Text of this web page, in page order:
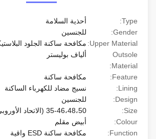
أحذية السلامة
Gender:
للجنسين
Upper Material: مكافحة ساكنة الجلود البلاستيكية
Outsole
Material:
ألياف بوليستر
Feature:
مكافحة ساكنة
Lining:
نسيج مضاد للكهرباء الساكنة
Design:
للجنسين
35-46،48،50 (الاتحاد الأوروبي)
Colour:
أبيض مقلم
Function:
مكافحة ساكنة ESD واقية